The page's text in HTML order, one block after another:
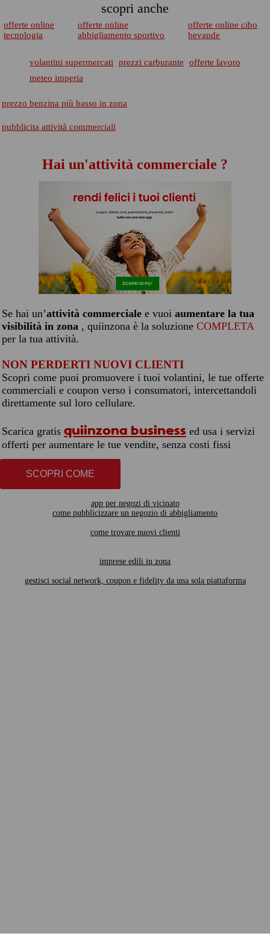
scopri anche
offerte online
tecnologia
offerte online
abbigliamento sportivo
offerte online cibo
bevande
volantini supermercati prezzi carburante
offerte lavoro
meteo imperia
prezzo benzina più basso in zona
pubblicita attività commerciali
Hai un'attività commerciale ?
Se hai un’attività commerciale e vuoi aumentare la tua
visibilità in zona , quiinzona è la soluzione COMPLETA
per la tua attività.
NON PERDERTI NUOVI CLIENTI
Scopri come puoi promuovere i tuoi volantini, le tue offerte
commerciali e coupon verso i consumatori, intercettandoli
direttamente sul loro cellulare.
Scarica gratis quiinzona business ed usa i servizi
offerti per aumentare le tue vendite, senza costi fissi
SCOPRI COME
app per negozi di vicinato
come pubblicizzare un negozio di abbigliamento
come trovare nuovi clienti
imprese edili in zona
gestisci social network, coupon e fidelity da una sola piattaforma